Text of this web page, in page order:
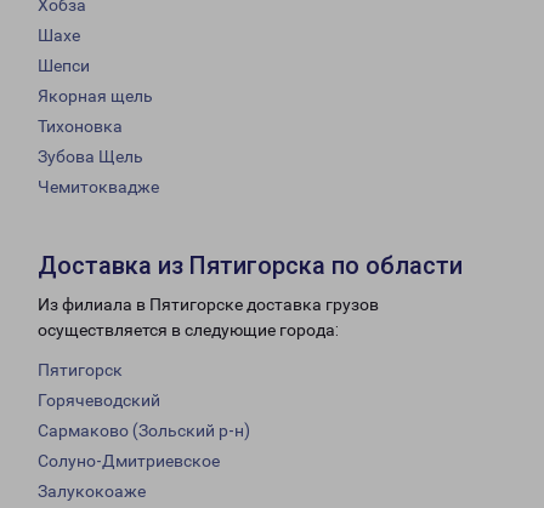
Хобза
Шахе
Шепси
Якорная щель
Тихоновка
Зубова Щель
Чемитоквадже
Доставка из Пятигорска по области
Из филиала в Пятигорске доставка грузов
осуществляется в следующие города:
Пятигорск
Горячеводский
Сармаково (Зольский р-н)
Солуно-Дмитриевское
Залукокоаже